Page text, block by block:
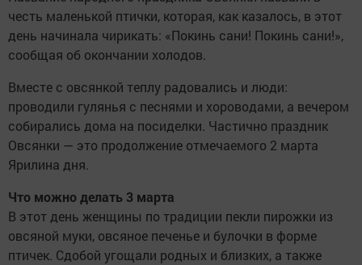
честь маленькой птички, которая, как казалось, в этот
день начинала чирикать: «Покинь сани! Покинь сани!»,
сообщая об окончании холодов.
Вместе с овсянкой теплу радовались и люди:
проводили гулянья с песнями и хороводами, а вечером
собирались дома на посиделки. Частично праздник
Овсянки — это продолжение отмечаемого 2 марта
Ярилина дня.
Что можно делать 3 марта
В этот день женщины по традиции пекли пирожки из
овсяной муки, овсяное печенье и булочки в форме
птичек. Сдобой угощали родных и близких, а также